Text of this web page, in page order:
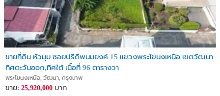
ขายที่ดิน หัวมุม ซอยปรีดีพนมยงค์ 15 แขวงพระโขนงเหนือ เขตวัฒนา
ทิศตะวันออก,ทิศใต้ เนื้อที่ 96 ตารางวา
พระโขนงเหนือ, วัฒนา, กรุงเทพ
ขาย: 25,920,000 บาท